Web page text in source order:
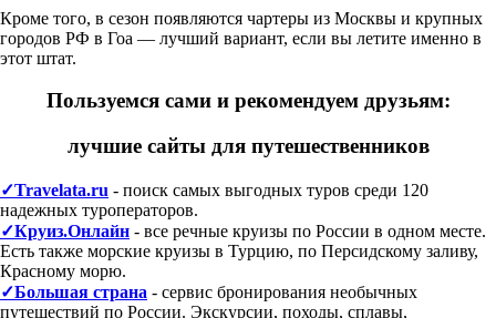
Кроме того, в сезон появляются чартеры из Москвы и крупных
городов РФ в Гоа — лучший вариант, если вы летите именно в
этот штат.
Пользуемся сами и рекомендуем друзьям:
лучшие сайты для путешественников
✓Travelata.ru - поиск самых выгодных туров среди 120
надежных туроператоров.
✓Круиз.Онлайн - все речные круизы по России в одном месте.
Есть также морские круизы в Турцию, по Персидскому заливу,
Красному морю.
✓Большая страна - сервис бронирования необычных
путешествий по России. Экскурсии, походы, сплавы,